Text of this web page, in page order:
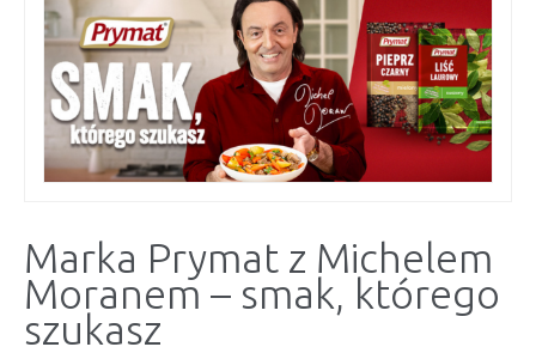
Marka Prymat z Michelem
Moranem – smak, którego
szukasz